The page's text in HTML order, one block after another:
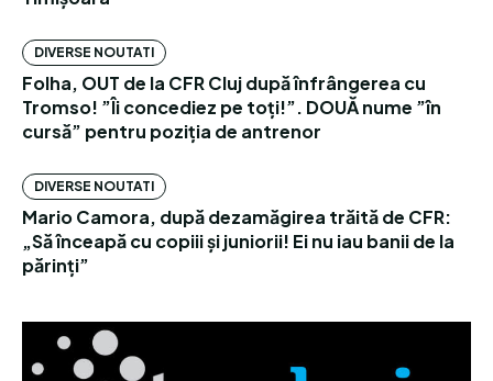
DIVERSE NOUTATI
Folha, OUT de la CFR Cluj după înfrângerea cu
Tromso! ”Îi concediez pe toți!”. DOUĂ nume ”în
cursă” pentru poziția de antrenor
DIVERSE NOUTATI
Mario Camora, după dezamăgirea trăită de CFR:
„Să înceapă cu copiii și juniorii! Ei nu iau banii de la
părinți”